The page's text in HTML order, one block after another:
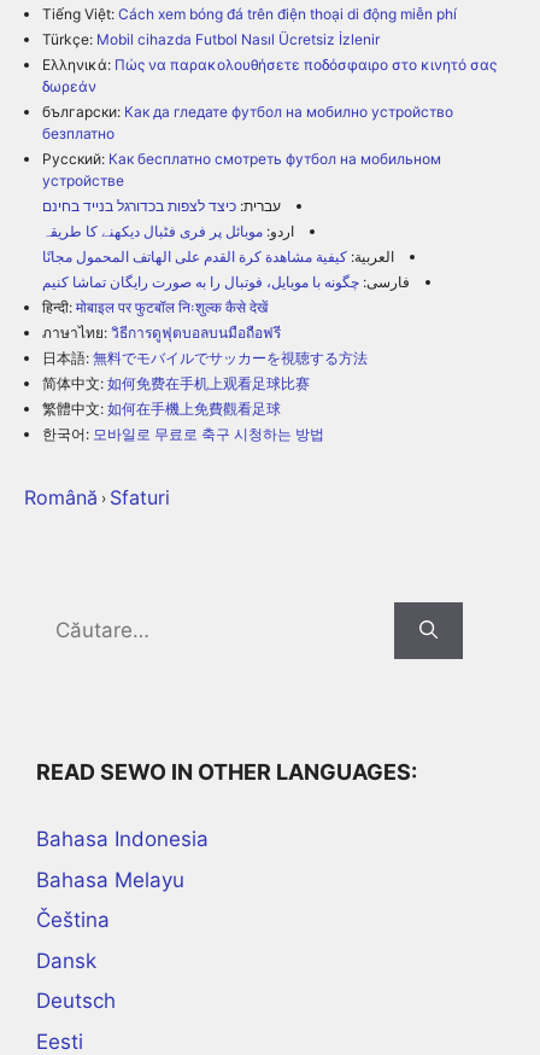
Tiếng Việt: Cách xem bóng đá trên điện thoại di động miễn phí
Türkçe: Mobil cihazda Futbol Nasıl Ücretsiz İzlenir
Ελληνικά: Πώς να παρακολουθήσετε ποδόσφαιρο στο κινητό σας
δωρεάν
български: Как да гледате футбол на мобилно устройство
безплатно
Русский: Как бесплатно смотреть футбол на мобильном
устройстве
עברית: כיצד לצפות בכדורגל בנייד בחינם
اردو: موبائل پر فری فٹبال دیکھنے کا طریقہ
العربية: كيفية مشاهدة كرة القدم على الهاتف المحمول مجانًا
فارسی: چگونه با موبایل، فوتبال را به صورت رایگان تماشا کنیم
हिन्दी: मोबाइल पर फुटबॉल निःशुल्क कैसे देखें
ภาษาไทย: วิธีการดูฟุตบอลบนมือถือฟรี
日本語: 無料でモバイルでサッカーを視聴する方法
简体中文: 如何免费在手机上观看足球比赛
繁體中文: 如何在手機上免費觀看足球
한국어: 모바일로 무료로 축구 시청하는 방법
Română › Sfaturi
Search
READ SEWO IN OTHER LANGUAGES:
Bahasa Indonesia
Bahasa Melayu
Čeština
Dansk
Deutsch
Eesti